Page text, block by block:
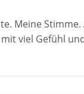
Meine
viel Gefühl